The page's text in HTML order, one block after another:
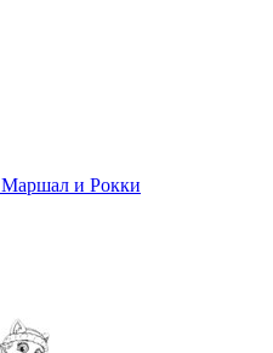
Маршал и Рокки